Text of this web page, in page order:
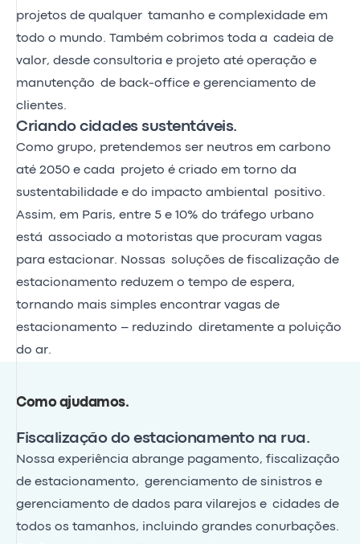
projetos de qualquer tamanho e complexidade em
todo o mundo. Também cobrimos toda a cadeia de
valor, desde consultoria e projeto até operação e
manutenção de back-office e gerenciamento de
clientes.
Criando cidades sustentáveis.
Como grupo, pretendemos ser neutros em carbono
até 2050 e cada projeto é criado em torno da
sustentabilidade e do impacto ambiental positivo.
Assim, em Paris, entre 5 e 10% do tráfego urbano
está associado a motoristas que procuram vagas
para estacionar. Nossas soluções de fiscalização de
estacionamento reduzem o tempo de espera,
tornando mais simples encontrar vagas de
estacionamento – reduzindo diretamente a poluição
do ar.
Como ajudamos.
Fiscalização do estacionamento na rua.
Nossa experiência abrange pagamento, fiscalização
de estacionamento, gerenciamento de sinistros e
gerenciamento de dados para vilarejos e cidades de
todos os tamanhos, incluindo grandes conurbações.